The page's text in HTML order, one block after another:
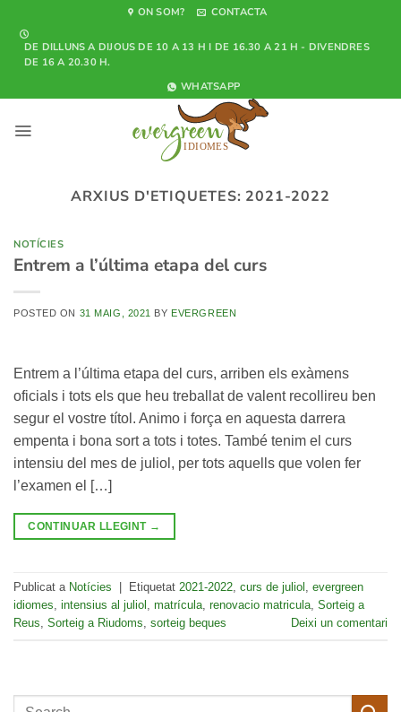
content
ON SOM? CONTACTA
DE DILLUNS A DIJOUS DE 10 A 13 H I DE 16.30 A 21 H - DIVENDRES
DE 16 A 20.30 H.
WHATSAPP
ARXIUS D'ETIQUETES: 2021-2022
NOTÍCIES
Entrem a l’última etapa del curs
POSTED ON 31 MAIG, 2021 BY EVERGREEN
Entrem a l’última etapa del curs, arriben els exàmens
oficials i tots els que heu treballat de valent recollireu ben
segur el vostre títol. Animo i força en aquesta darrera
empenta i bona sort a tots i totes. També tenim el curs
intensiu del mes de juliol, per tots aquells que volen fer
l’examen el […]
CONTINUAR LLEGINT →
Publicat a Notícies Etiquetat 2021-2022 curs de juliol
evergreen
idiomes intensius al juliol matrícula renovacio matricula Sorteig a
Reus Sorteig a Riudoms sorteig beques Deixi un comentari